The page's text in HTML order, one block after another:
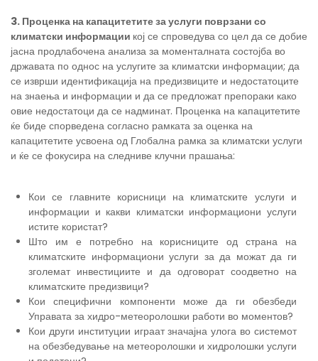
3. Проценка на капацитетите за услуги поврзани со
климатски информации кој се спроведува со цел да се добие
јасна продлабочена анализа за моменталната состојба во
државата по однос на услугите за климатски информации; да
се изврши идентификација на предизвиците и недостатоците
на знаења и информации и да се предложат препораки како
овие недостатоци да се надминат. Проценка на капацитетите
ќе биде спорведена согласно рамката за оценка на
капацитетите усвоена од Глобална рамка за климатски услуги
и ќе се фокусира на следниве клучни прашања:
Кои се главните корисници на климатските услуги и
информации и какви климатски информациони услуги
истите користат?
Што им е потребно на корисниците од страна на
климатските информациони услуги за да можат да ги
зголемат инвестициите и да одговорат соодветно на
климатските предизвици?
Кои специфични компоненти може да ги обезбеди
Управата за хидро-метеоролошки работи во моментов?
Кои други институции играат значајна улога во системот
на обезбедување на метеоролошки и хидролошки услуги